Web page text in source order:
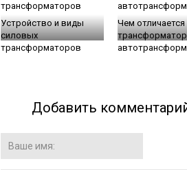
Устройство и виды
силовых
трансформаторов
Чем отличается
Добавить